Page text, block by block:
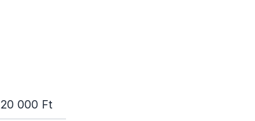
20 000 Ft